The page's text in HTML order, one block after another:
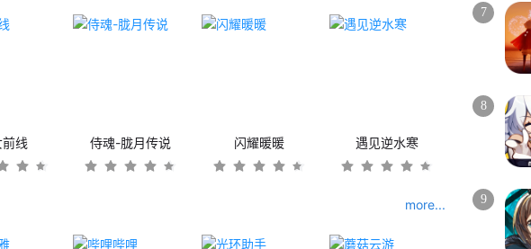
线 侍魂-胧月传说 闪耀暖暖 遇见逆水寒
more...
7
8
9